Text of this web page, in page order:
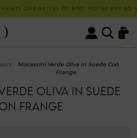
OPERATIVI DI BRT, POTREBBERO
0
Mocassini Verde Oliva In Suede Con
Frange
OLIVA IN SUEDE
FRANGE